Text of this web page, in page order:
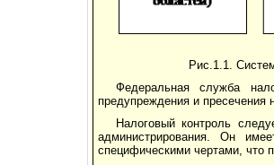
Рис.1.1.
Федеральная служба
предупреждения и пресечения
Налоговый контроль
администрирования. Он
специфическими чертами, что